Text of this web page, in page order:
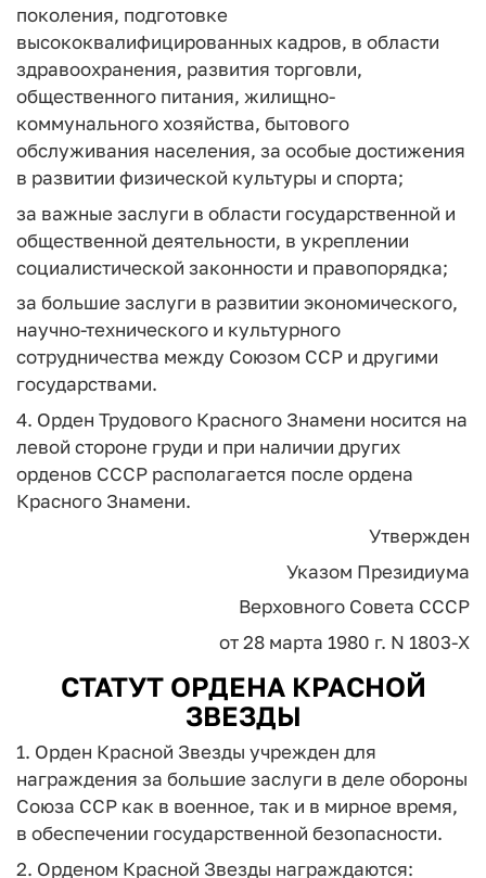
поколения, подготовке
высококвалифицированных кадров, в области
здравоохранения, развития торговли,
общественного питания, жилищно-
коммунального хозяйства, бытового
обслуживания населения, за особые достижения
в развитии физической культуры и спорта;
за важные заслуги в области государственной и
общественной деятельности, в укреплении
социалистической законности и правопорядка;
за большие заслуги в развитии экономического,
научно-технического и культурного
сотрудничества между Союзом ССР и другими
государствами.
4. Орден Трудового Красного Знамени носится на
левой стороне груди и при наличии других
орденов СССР располагается после ордена
Красного Знамени.
Утвержден
Указом Президиума
Верховного Совета СССР
от 28 марта 1980 г. N 1803-X
СТАТУТ ОРДЕНА КРАСНОЙ
ЗВЕЗДЫ
1. Орден Красной Звезды учрежден для
награждения за большие заслуги в деле обороны
Союза ССР как в военное, так и в мирное время,
в обеспечении государственной безопасности.
2. Орденом Красной Звезды награждаются: